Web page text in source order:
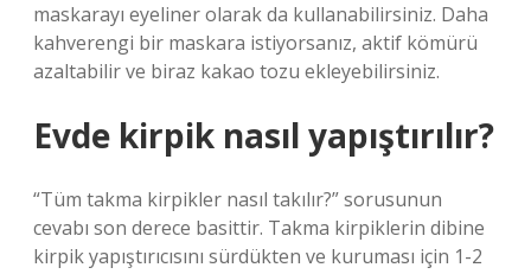
maskarayı eyeliner olarak da kullanabilirsiniz. Daha
kahverengi bir maskara istiyorsanız, aktif kömürü
azaltabilir ve biraz kakao tozu ekleyebilirsiniz.
Evde kirpik nasıl yapıştırılır?
“Tüm takma kirpikler nasıl takılır?” sorusunun
cevabı son derece basittir. Takma kirpiklerin dibine
kirpik yapıştırıcısını sürdükten ve kuruması için 1-2